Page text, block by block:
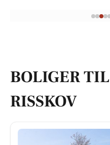
BOLIGER
RISSKOV